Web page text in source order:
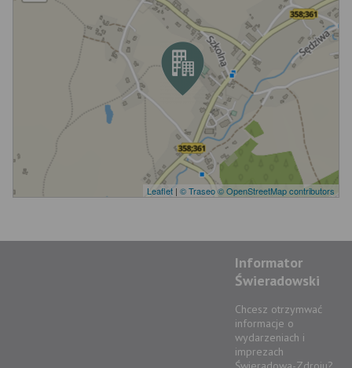
Leaflet | © Traseo© OpenStreetMap contributors
Informator
Świeradowski
Chcesz otrzymwać
informacje o
wydarzeniach i
imprezach